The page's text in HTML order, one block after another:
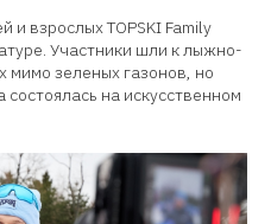
и взрослых TOPSKI Family
Участники шли к лыжно-
мимо зеленых газонов, но
на искусственном